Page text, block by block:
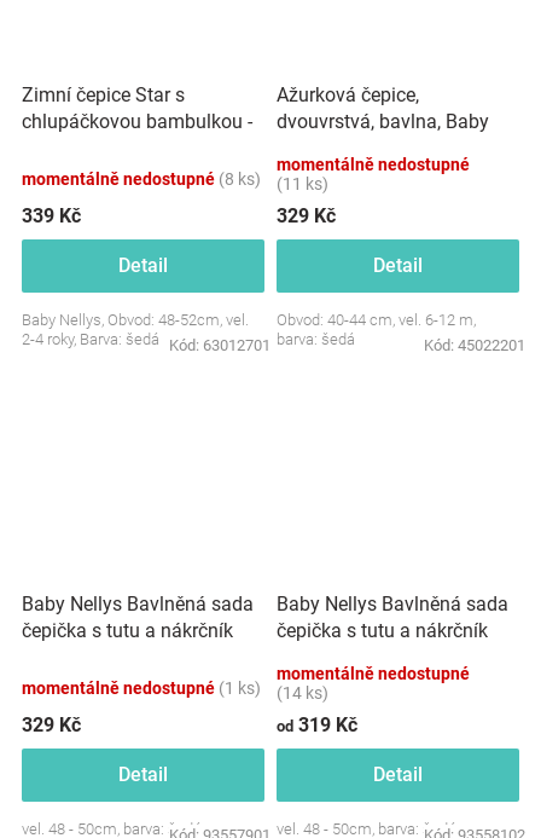
Zimní čepice Star s
chlupáčkovou bambulkou -
momentálně nedostupné (8 ks)
339 Kč
Detail
Baby Nellys, Obvod: 48-52cm, vel.
2-4 roky, Barva: šedá
Kód: 63012701
Ažurková čepice,
dvouvrstvá, bavlna, Baby
momentálně nedostupné
(11 ks)
329 Kč
Detail
Obvod: 40-44 cm, vel. 6-12 m,
barva: šedá
Kód: 45022201
Baby Nellys Bavlněná sada
čepička s tutu a nákrčník
momentálně nedostupné (1 ks)
329 Kč
Detail
vel. 48 - 50cm, barva: šedá
Kód: 93557901
Baby Nellys Bavlněná sada
čepička s tutu a nákrčník
momentálně nedostupné
(14 ks)
od 319 Kč
Detail
vel. 48 - 50cm, barva: šedá
Kód: 93558102